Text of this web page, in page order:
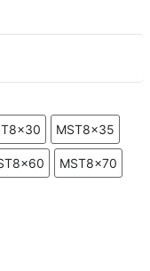
MST8x35
MST8x70